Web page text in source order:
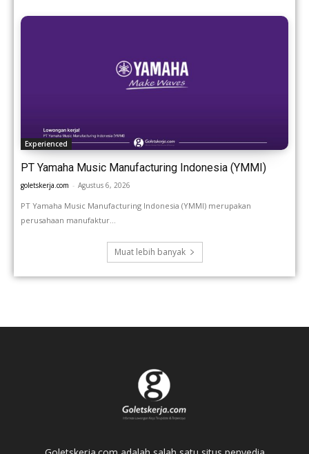
Experienced
PT Yamaha Music Manufacturing Indonesia (YMMI)
goletskerja.com - Agustus 6, 2026
PT Yamaha Music Manufacturing Indonesia (YMMI) merupakan
perusahaan manufaktur...
Muat lebih banyak